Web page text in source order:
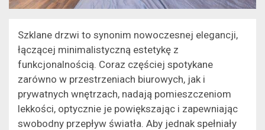
Szklane drzwi to synonim nowoczesnej elegancji,
łączącej minimalistyczną estetykę z
funkcjonalnością. Coraz częściej spotykane
zarówno w przestrzeniach biurowych, jak i
prywatnych wnętrzach, nadają pomieszczeniom
lekkości, optycznie je powiększając i zapewniając
swobodny przepływ światła. Aby jednak spełniały